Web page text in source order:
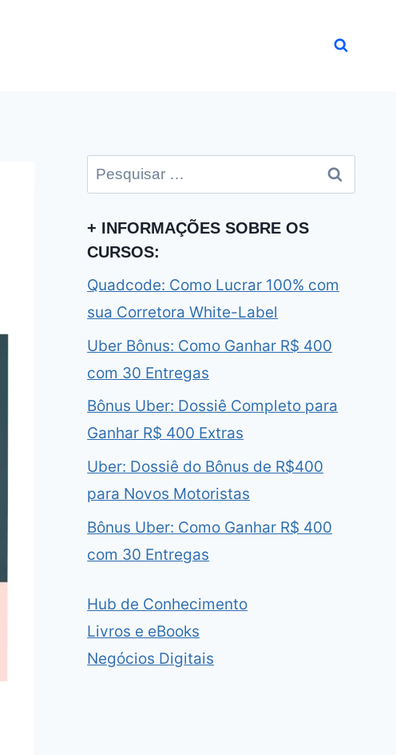
Pesquisar
por:
+ INFORMAÇÕES SOBRE OS
CURSOS:
Quadcode: Como Lucrar 100% com
sua Corretora White-Label
Uber Bônus: Como Ganhar R$ 400
com 30 Entregas
Bônus Uber: Dossiê Completo para
Ganhar R$ 400 Extras
Uber: Dossiê do Bônus de R$400
para Novos Motoristas
Bônus Uber: Como Ganhar R$ 400
com 30 Entregas
Hub de Conhecimento
Livros e eBooks
Negócios Digitais